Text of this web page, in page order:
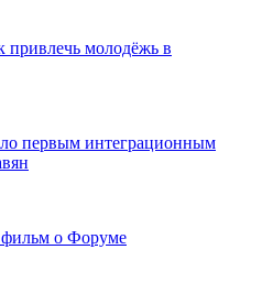
привлечь молодёжь в
первым интеграционным
фильм о Форуме